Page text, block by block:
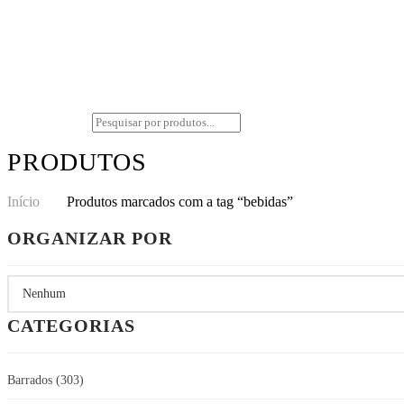
PRODUTOS
Início Produtos marcados com a tag “bebidas”
ORGANIZAR POR
CATEGORIAS
Barrados (303)